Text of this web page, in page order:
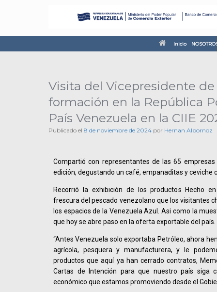
Inicio
Visita del Vicepresidente
formación en la República
País Venezuela en la CIIE
Publicado el 8 de noviembre de 2024 por Hernan Albornoz
Compartió con representantes de las 65
edición, degustando un café, empanaditas y ceviche
Recorrió la exhibición de los productos Hecho
frescura del pescado venezolano que los visitantes
los espacios de la Venezuela Azul. Asi como la
que hoy se abre paso en la oferta exportable del país.
“Antes Venezuela solo exportaba Petróleo, ahora
agrícola, pesquera y manufacturera, y le
productos que aquí ya han cerrado contratos,
Cartas de Intención para que nuestro país siga
económico que estamos promoviendo desde el